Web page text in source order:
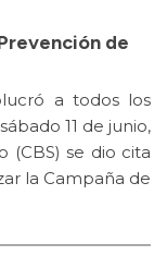
de
a todos los
11 de junio,
(CBS) se dio cita
la Campaña de